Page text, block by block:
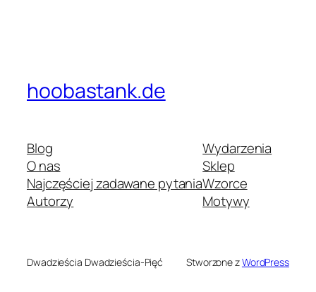
hoobastank.de
Blog
O nas
Najczęściej zadawane pytania
Autorzy
Wydarzenia
Sklep
Wzorce
Motywy
Dwadzieścia Dwadzieścia-Pięć Stworzone zWordPress